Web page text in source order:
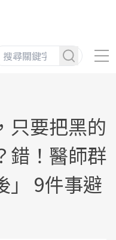
只要把黑的
錯！醫師群
」 9件事避